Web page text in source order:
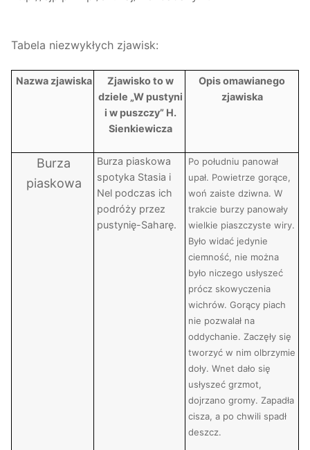
Tabela niezwykłych zjawisk:
Nazwa zjawiska
Zjawisko to w
dziele „W pustyni
i w puszczy” H.
Sienkiewicza
Opis omawianego
zjawiska
Burza
piaskowa
Burza piaskowa
spotyka Stasia i
Nel podczas ich
podróży przez
pustynię-Saharę.
Po południu panował
upał. Powietrze gorące,
woń zaiste dziwna. W
trakcie burzy panowały
wielkie piaszczyste wiry.
Było widać jedynie
ciemność, nie można
było niczego usłyszeć
prócz skowyczenia
wichrów. Gorący piach
nie pozwalał na
oddychanie. Zaczęły się
tworzyć w nim olbrzymie
doły. Wnet dało się
usłyszeć grzmot,
dojrzano gromy. Zapadła
cisza, a po chwili spadł
deszcz.